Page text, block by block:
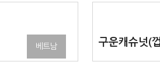
베트남